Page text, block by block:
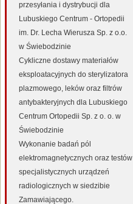
przesyłania i dystrybucji dla
Lubuskiego Centrum - Ortopedii
im. Dr. Lecha Wierusza Sp. z o.o.
w Świebodzinie
Cykliczne dostawy materiałów
eksploatacyjnych do sterylizatora
plazmowego, leków oraz filtrów
antybakteryjnych dla Lubuskiego
Centrum Ortopedii Sp. z o. o. w
Świebodzinie
Wykonanie badań pól
elektromagnetycznych oraz testów
specjalistycznych urządzeń
radiologicznych w siedzibie
Zamawiającego.